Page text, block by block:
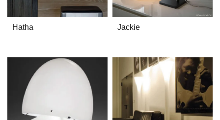
Hatha Jackie